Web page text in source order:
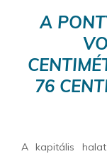
A
76
A kapitális